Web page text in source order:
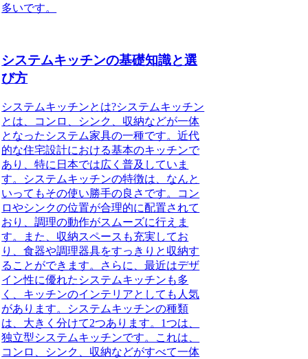
多いです。
システムキッチンの基礎知識と選
び方
システムキッチンとは?システムキッチン
とは、コンロ、シンク、収納などが一体
となったシステム家具の一種です。近代
的な住宅設計における基本のキッチンで
あり、特に日本では広く普及していま
す。システムキッチンの特徴は、なんと
いってもその使い勝手の良さです。コン
ロやシンクの位置が合理的に配置されて
おり、調理の動作がスムーズに行えま
す。また、収納スペースも充実してお
り、食器や調理器具をすっきりと収納す
ることができます。さらに、最近はデザ
イン性に優れたシステムキッチンも多
く、キッチンのインテリアとしても人気
があります。システムキッチンの種類
は、大きく分けて2つあります。1つは、
独立型システムキッチンです。これは、
コンロ、シンク、収納などがすべて一体